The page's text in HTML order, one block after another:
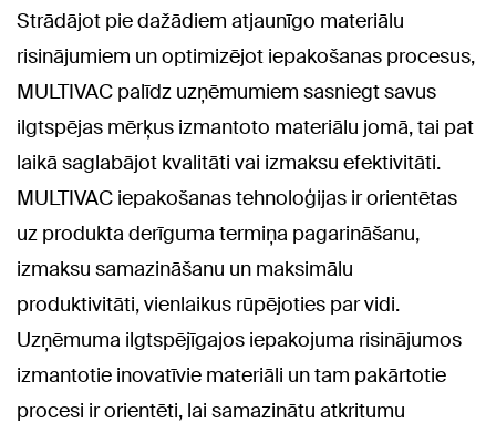
Strādājot pie dažādiem atjaunīgo materiālu
risinājumiem un optimizējot iepakošanas procesus,
MULTIVAC palīdz uzņēmumiem sasniegt savus
ilgtspējas mērķus izmantoto materiālu jomā, tai pat
laikā saglabājot kvalitāti vai izmaksu efektivitāti.
MULTIVAC iepakošanas tehnoloģijas ir orientētas
uz produkta derīguma termiņa pagarināšanu,
izmaksu samazināšanu un maksimālu
produktivitāti, vienlaikus rūpējoties par vidi.
Uzņēmuma ilgtspējīgajos iepakojuma risinājumos
izmantotie inovatīvie materiāli un tam pakārtotie
procesi ir orientēti, lai samazinātu atkritumu